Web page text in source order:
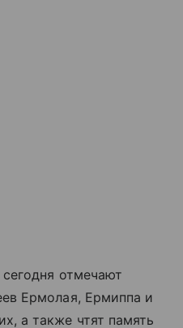
отмечают
Ермолая, Ермиппа и
а также чтят память